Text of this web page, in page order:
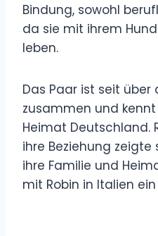
Bindung, sowohl
da sie mit ihrem
leben.
Das Paar ist seit über
zusammen und
Heimat Deutschland.
ihre Beziehung
ihre Familie und
mit Robin in Italien